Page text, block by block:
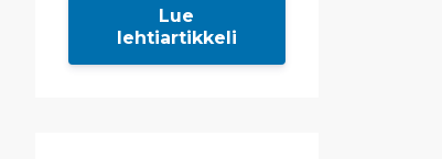
Lue
lehtiartikkeli